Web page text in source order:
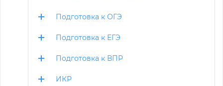
Подготовка к ОГЭ
Подготовка к ЕГЭ
Подготовка к ВПР
ИКР